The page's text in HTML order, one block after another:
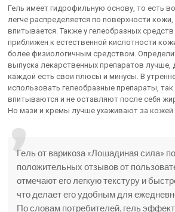
Гель имеет гидрофильную основу, то есть
легче распределяется по поверхности
впитывается. Также у гелеобразных средств
приближен к естественной кислотности
более физиологичным средством.
выпуска лекарственных препаратов лучше,
каждой есть свои плюсы и минусы. В
использовать гелеобразные препараты,
впитываются и не оставляют после себя
Но мази и кремы лучше ухаживают за кожей
Гель от варикоза «Лошадиная сила»
положительных отзывов от
отмечают его легкую текстуру и
что делает его удобным для
По словам потребителей, гель